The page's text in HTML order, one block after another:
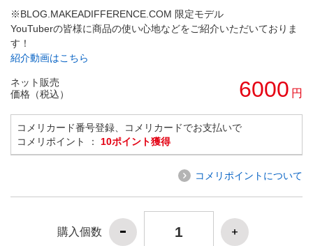
※BLOG.MAKEADIFFERENCE.COM 限定モデル
YouTuberの皆様に商品の使い心地などをご紹介いただいておりま
す！
紹介動画はこちら
ネット販売
価格（税込）
6000 円
コメリカード番号登録、コメリカードでお支払いで
コメリポイント ： 10ポイント獲得
コメリポイントについて
購入個数